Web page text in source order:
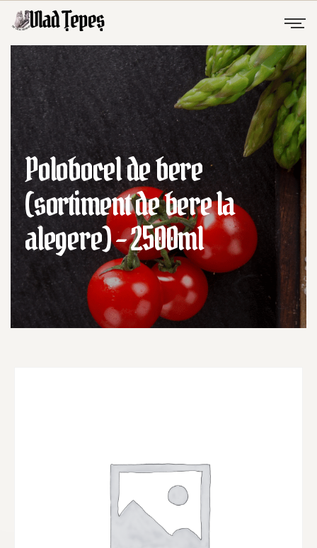
Polobocel de bere
(sortiment de bere la
alegere) – 2500ml